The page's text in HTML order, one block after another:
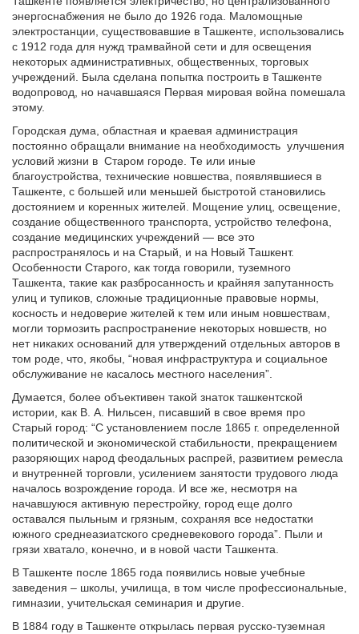
энергоснабжения не было до 1926 года. Маломощные
электростанции, существовавшие в Ташкенте, использовались
с 1912 года для нужд трамвайной сети и для освещения
некоторых административных, общественных, торговых
учреждений. Была сделана попытка построить в Ташкенте
водопровод, но начавшаяся Первая мировая война помешала
этому.
Городская дума, областная и краевая администрация
постоянно обращали внимание на необходимость улучшения
условий жизни в Старом городе. Те или иные
благоустройства, технические новшества, появлявшиеся в
Ташкенте, с большей или меньшей быстротой становились
достоянием и коренных жителей. Мощение улиц, освещение,
создание общественного транспорта, устройство телефона,
создание медицинских учреждений — все это
распространялось и на Старый, и на Новый Ташкент.
Особенности Старого, как тогда говорили, туземного
Ташкента, такие как разбросанность и крайняя запутанность
улиц и тупиков, сложные традиционные правовые нормы,
косность и недоверие жителей к тем или иным новшествам,
могли тормозить распространение некоторых новшеств, но
нет никаких оснований для утверждений отдельных авторов в
том роде, что, якобы, “новая инфраструктура и социальное
обслуживание не касалось местного населения”.
Думается, более объективен такой знаток ташкентской
истории, как В. А. Нильсен, писавший в свое время про
Старый город: “С установлением после 1865 г. определенной
политической и экономической стабильности, прекращением
разоряющих народ феодальных распрей, развитием ремесла
и внутренней торговли, усилением занятости трудового люда
началось возрождение города. И все же, несмотря на
начавшуюся активную перестройку, город еще долго
оставался пыльным и грязным, сохраняя все недостатки
южного среднеазиатского средневекового города”. Пыли и
грязи хватало, конечно, и в новой части Ташкента.
В Ташкенте после 1865 года появились новые учебные
заведения – школы, училища, в том числе профессиональные,
гимназии, учительская семинария и другие.
В 1884 году в Ташкенте открылась первая русско-туземная